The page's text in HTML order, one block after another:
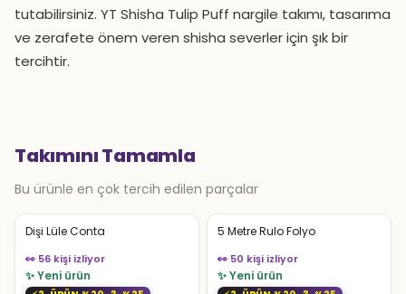
tutabilirsiniz. YT Shisha Tulip Puff nargile takımı, tasarıma
ve zerafete önem veren shisha severler için şık bir
tercihtir.
Takımını Tamamla
Bu ürünle en çok tercih edilen parçalar
Dişi Lüle Conta
👀 56 kişi izliyor
✨ Yeni ürün
5 Metre Rulo Folyo
👀 50 kişi izliyor
✨ Yeni ürün